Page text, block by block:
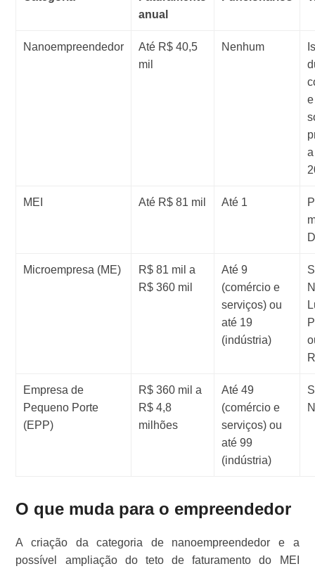
anual
Nanoempreendedor
Até R$ 40,5
mil
Nenhum
MEI Até R$ 81 mil Até 1
Microempresa (ME)
R$ 81 mil a
R$ 360 mil
Até 9
(comércio e
serviços) ou
até 19
(indústria)
Empresa de
Pequeno Porte
(EPP)
R$ 360 mil a
R$ 4,8
milhões
Até 49
(comércio e
serviços) ou
até 99
(indústria)
O que muda para o empreendedor
A criação da categoria de nanoempreendedor e a
possível ampliação do teto de faturamento do MEI